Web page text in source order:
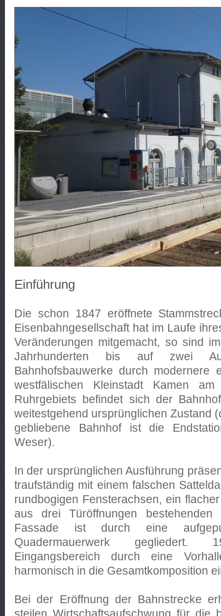
Einführung
Die schon 1847 eröffnete
Eisenbahngesellschaft hat im Laufe
Veränderungen mitgemacht, so sind
Jahrhunderten bis auf zwei
Bahnhofsbauwerke durch modernere
westfälischen Kleinstadt Kamen
Ruhrgebiets befindet sich der
weitestgehend ursprünglichen Zustand
gebliebene Bahnhof ist die
Weser).
In der ursprünglichen Ausführung
traufständig mit einem falschen
rundbogigen Fensterachsen, ein
aus drei Türöffnungen bestehenden
Fassade ist durch eine
Quadermauerwerk
Eingangsbereich durch eine
harmonisch in die Gesamtkomposition
Bei der Eröffnung der Bahnstrecke
steilen Wirtschaftsaufschwung für die